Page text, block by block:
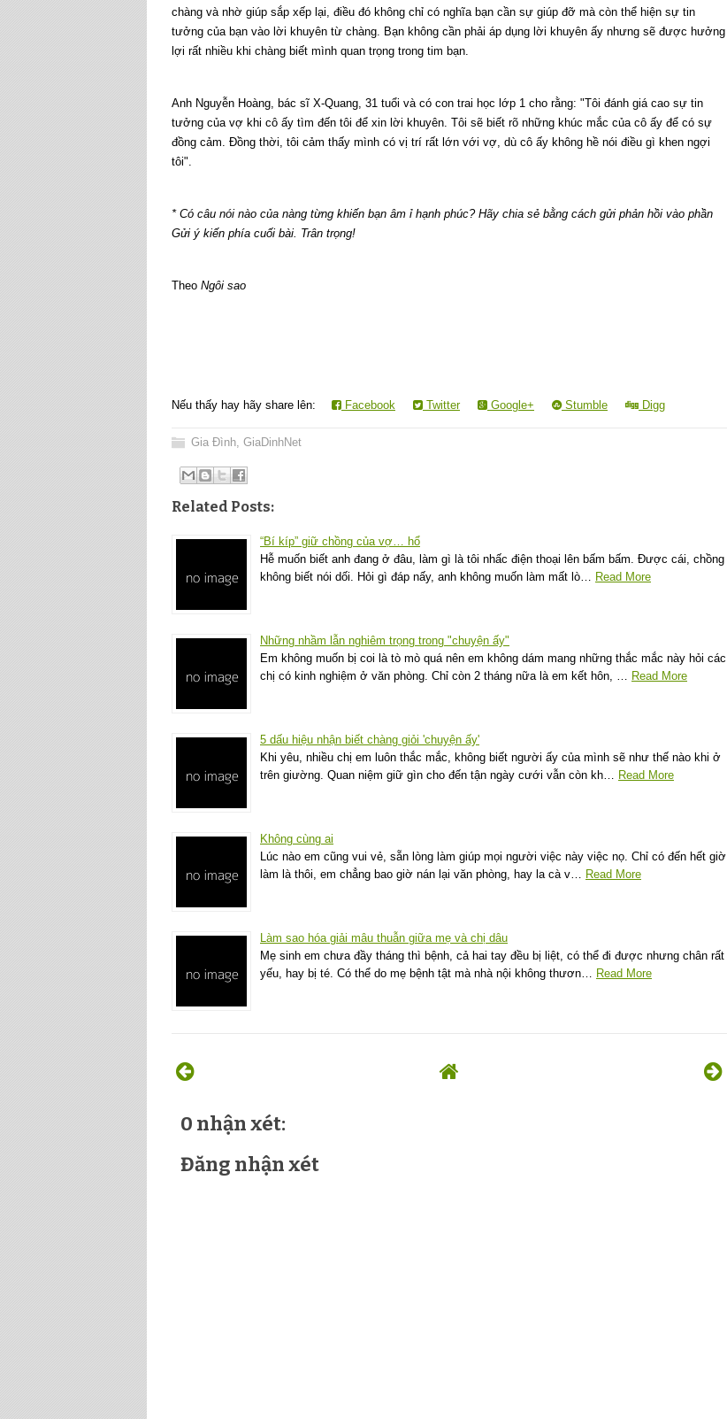
chàng và nhờ giúp sắp xếp lại, điều đó không chỉ có nghĩa bạn cần sự giúp đỡ mà còn thể hiện sự tin
tưởng của bạn vào lời khuyên từ chàng. Bạn không cần phải áp dụng lời khuyên ấy nhưng sẽ được hưởng
lợi rất nhiều khi chàng biết mình quan trọng trong tim bạn.
Anh Nguyễn Hoàng, bác sĩ X-Quang, 31 tuổi và có con trai học lớp 1 cho rằng: "Tôi đánh giá cao sự tin
tưởng của vợ khi cô ấy tìm đến tôi để xin lời khuyên. Tôi sẽ biết rõ những khúc mắc của cô ấy để có sự
đồng cảm. Đồng thời, tôi cảm thấy mình có vị trí rất lớn với vợ, dù cô ấy không hề nói điều gì khen ngợi
tôi".
* Có câu nói nào của nàng từng khiến bạn âm ỉ hạnh phúc? Hãy chia sẻ bằng cách gửi phản hồi vào phần
Gửi ý kiến phía cuối bài. Trân trọng!
Theo Ngôi sao
Nếu thấy hay hãy share lên: Facebook Twitter Google+ Stumble Digg
Gia Đình, GiaDinhNet
Related Posts:
“Bí kíp” giữ chồng của vợ… hổ
Hễ muốn biết anh đang ở đâu, làm gì là tôi nhấc điện thoại lên bấm bấm. Được cái, chồng
không biết nói dối. Hỏi gì đáp nấy, anh không muốn làm mất lò…
Read More
Những nhầm lẫn nghiêm trọng trong "chuyện ấy"
Em không muốn bị coi là tò mò quá nên em không dám mang những thắc mắc này hỏi các
chị có kinh nghiệm ở văn phòng. Chỉ còn 2 tháng nữa là em kết hôn, …
Read More
5 dấu hiệu nhận biết chàng giỏi 'chuyện ấy'
Khi yêu, nhiều chị em luôn thắc mắc, không biết người ấy của mình sẽ như thế nào khi ở
trên giường. Quan niệm giữ gìn cho đến tận ngày cưới vẫn còn kh…
Read More
Không cùng ai
Lúc nào em cũng vui vẻ, sẵn lòng làm giúp mọi người việc này việc nọ. Chỉ có đến hết giờ
làm là thôi, em chẳng bao giờ nán lại văn phòng, hay la cà v…
Read More
Làm sao hóa giải mâu thuẫn giữa mẹ và chị dâu
Mẹ sinh em chưa đầy tháng thì bệnh, cả hai tay đều bị liệt, có thể đi được nhưng chân rất
yếu, hay bị té. Có thể do mẹ bệnh tật mà nhà nội không thươn…
Read More
0 nhận xét:
Đăng nhận xét